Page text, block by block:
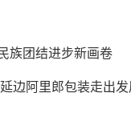
族团结进步新画卷
边阿里郎包装走出